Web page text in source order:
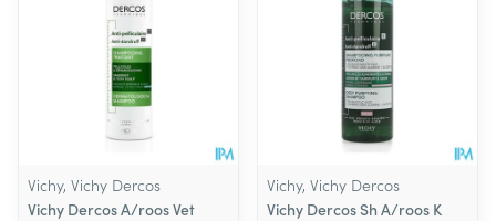
Vichy, Vichy Dercos
Vichy Dercos A/roos Vet
Vichy, Vichy Dercos
Vichy Dercos Sh A/roos K